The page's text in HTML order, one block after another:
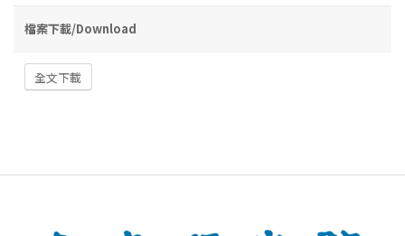
檔案下載/Download
全文下載